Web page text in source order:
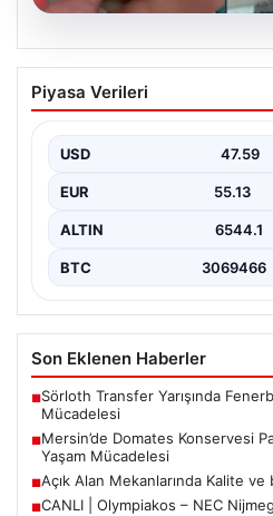
05.08.2026
Mersin’de Domates
Patlaması: 9 Aylık
Mersin’de yaşanan korkutucu
Piyasa Verileri
USD 47.59
EUR 55.13
ALTIN 6544.1
BTC 3069466
Son Eklenen Haberler
■Sörloth Transfer Yarışında
Mücadelesi
■Mersin’de Domates Konservesi
Yaşam Mücadelesi
■Açık Alan Mekanlarında Kalite
■CANLI | Olympiakos – NEC